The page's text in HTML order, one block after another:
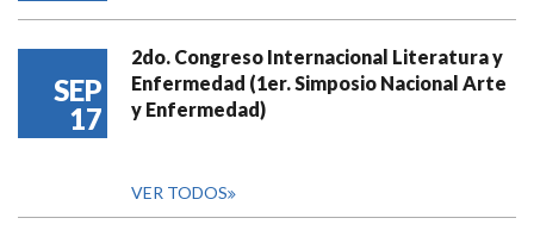
SEP
17
2do. Congreso Internacional Literatura y
Enfermedad (1er. Simposio Nacional Arte
y Enfermedad)
VER TODOS